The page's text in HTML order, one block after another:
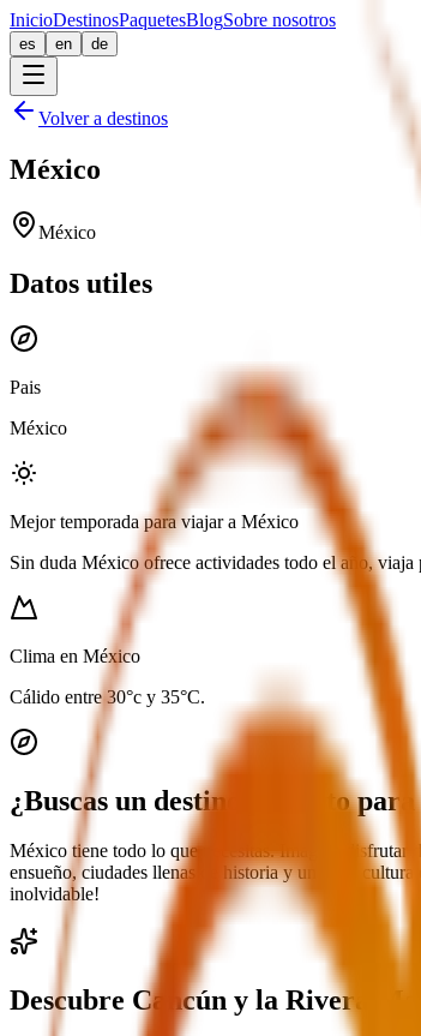
InicioDestinosPaquetesBlogSobre nosotros
es en de
Volver a destinos
México
México
Datos utiles
Pais
México
Mejor temporada para viajar a México
Sin duda México ofrece actividades todo el año, viaja
Clima en México
Cálido entre 30°c y 35°C.
¿Buscas un destino perfecto
México tiene todo lo que necesitas. Imagina disfrutar
ensueño, ciudades llenas de historia y una rica
inolvidable!
Descubre Cancún y la Rivera